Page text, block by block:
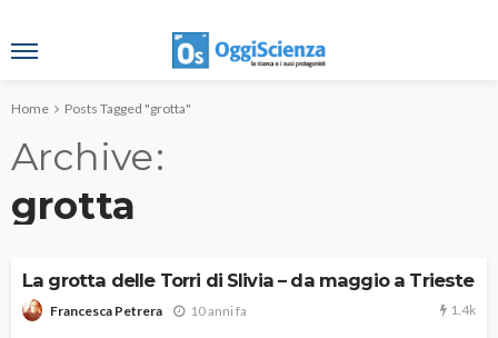
Home Posts Tagged "grotta"
Archive
grotta
La grotta delle Torri di Slivia – da maggio a Trieste
Francesca Petrera 10 anni fa 1.4k